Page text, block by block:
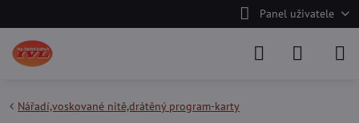
Panel uživatele
Nářadí,voskované nitě,drátěný program-karty